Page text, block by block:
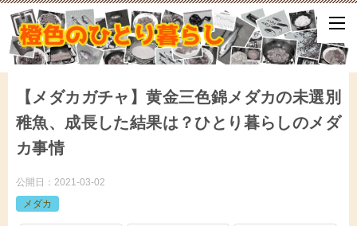
ひとり暮らしをしながら、気づいたことや、ふと思ったこと、試して
となどをアップしていきます。
【メダカガチャ】黄金三色錦メダカの未選別
稚魚、成長した結果は？ひとり暮らしのメダ
カ事情
公開日： 2021-03-02
メダカ